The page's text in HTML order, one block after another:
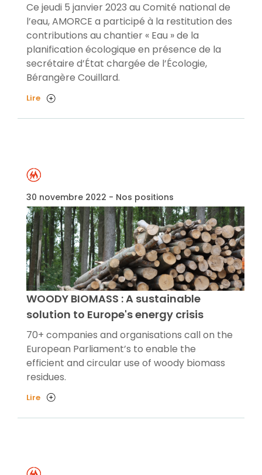
Ce jeudi 5 janvier 2023 au Comité national de
l’eau, AMORCE a participé à la restitution des
contributions au chantier « Eau » de la
planification écologique en présence de la
secrétaire d’État chargée de l’Écologie,
Bérangère Couillard.
Lire
30 novembre 2022 - Nos positions
WOODY BIOMASS : A sustainable
solution to Europe's energy crisis
70+ companies and organisations call on the
European Parliament’s to enable the
efficient and circular use of woody biomass
residues.
Lire